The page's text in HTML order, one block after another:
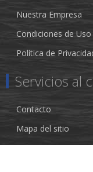
Nuestra Empresa
Condiciones de Uso
Política de
Servicios al
Contacto
Mapa del sitio